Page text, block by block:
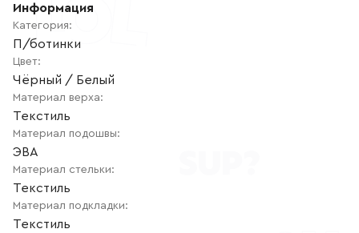
Информация
Категория:
П/ботинки
Цвет:
Чёрный / Белый
Материал верха:
Текстиль
Материал подошвы:
ЭВА
Материал стельки:
Текстиль
Материал подкладки:
Текстиль